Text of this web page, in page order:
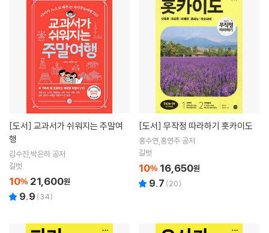
[도서]
행
김수진,박은하 공저
길벗
10% 21,600원
9.9 (34)
[도서] 무작정 따라하기 홋카이도
홍수연,홍연주 공저
길벗
10% 16,650원
9.7 (20)